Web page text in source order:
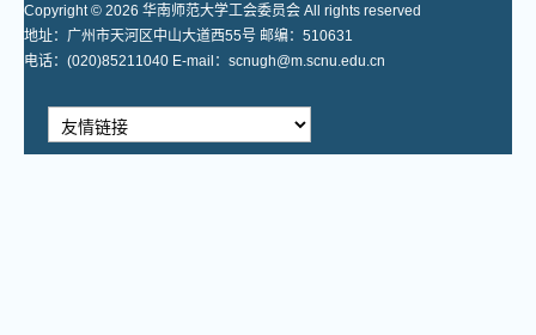
Copyright © 2026 华南师范大学工会委员会 All rights reserved
地址：广州市天河区中山大道西55号 邮编：510631
电话：(020)85211040 E-mail：scnugh@m.scnu.edu.cn